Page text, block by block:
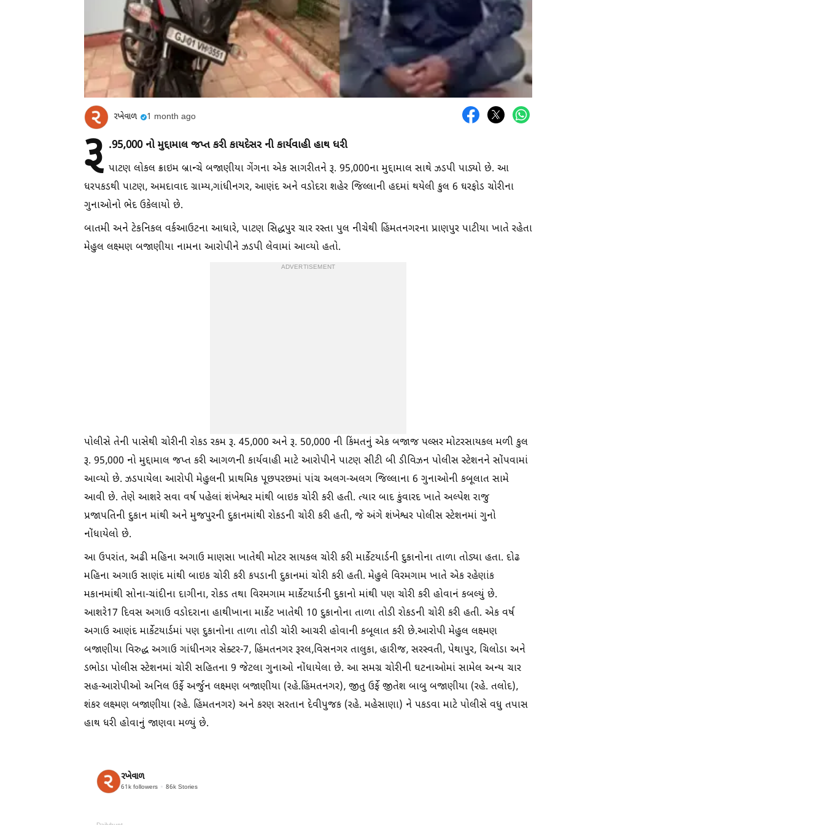
રખેવાળ 1 month ago
રૂ .95,000 નો મુદ્દામાલ જપ્ત કરી કાયદેસર ની કાર્યવાહી હાથ ધરી
પાટણ લોકલ ક્રાઇમ બ્રાન્ચે બજાણીયા ગેંગના એક સાગરીતને રૂ. 95,000ના મુદ્દામાલ સાથે ઝડપી પાડ્યો છે. આ
ધરપકડથી પાટણ, અમદાવાદ ગ્રામ્ય,ગાંધીનગર, આણંદ અને વડોદરા શહેર જિલ્લાની હદમાં થયેલી કુલ 6 ઘરફોડ ચોરીના
ગુનાઓનો ભેદ ઉકેલાયો છે.
બાતમી અને ટેકનિકલ વર્કઆઉટના આધારે, પાટણ સિદ્ધપુર ચાર રસ્તા પુલ નીચેથી હિંમતનગરના પ્રાણપુર પાટીયા ખાતે રહેતા
મેહુલ લક્ષ્‍મણ બજાણીયા નામના આરોપીને ઝડપી લેવામાં આવ્યો હતો.
ADVERTISEMENT
પોલીસે તેની પાસેથી ચોરીની રોકડ રકમ રૂ. 45,000 અને રૂ. 50,000 ની કિંમતનું એક બજાજ પલ્સર મોટરસાયકલ મળી કુલ
રૂ. 95,000 નો મુદ્દામાલ જપ્ત કરી આગળની કાર્યવાહી માટે આરોપીને પાટણ સીટી બી ડીવિઝન પોલીસ સ્ટેશનને સોંપવામાં
આવ્યો છે. ઝડપાયેલા આરોપી મેહુલની પ્રાથમિક પૂછપરછમાં પાંચ અલગ-અલગ જિલ્લાના 6 ગુનાઓની કબૂલાત સામે
આવી છે. તેણે આશરે સવા વર્ષ પહેલાં શંખેશ્વર માંથી બાઇક ચોરી કરી હતી. ત્યાર બાદ કુંવારદ ખાતે અલ્પેશ રાજુ
પ્રજાપતિની દુકાન માંથી અને મુજપુરની દુકાનમાંથી રોકડની ચોરી કરી હતી, જે અંગે શંખેશ્વર પોલીસ સ્ટેશનમાં ગુનો
નોંધાયેલો છે.
આ ઉપરાંત, અઢી મહિના અગાઉ માણસા ખાતેથી મોટર સાયકલ ચોરી કરી માર્કેટયાર્ડની દુકાનોના તાળા તોડ્યા હતા. દોઢ
મહિના અગાઉ સાણંદ માંથી બાઇક ચોરી કરી કપડાની દુકાનમાં ચોરી કરી હતી. મેહુલે વિરમગામ ખાતે એક રહેણાંક
મકાનમાંથી સોના-ચાંદીના દાગીના, રોકડ તથા વિરમગામ માર્કેટયાર્ડની દુકાનો માંથી પણ ચોરી કરી હોવાનં કબલ્યું છે.
આશરે17 દિવસ અગાઉ વડોદરાના હાથીખાના માર્કેટ ખાતેથી 10 દુકાનોના તાળા તોડી રોકડની ચોરી કરી હતી. એક વર્ષ
અગાઉ આણંદ માર્કેટયાર્ડમાં પણ દુકાનોના તાળા તોડી ચોરી આચરી હોવાની કબૂલાત કરી છે.આરોપી મેહુલ લક્ષ્‍મણ
બજાણીયા વિરુદ્ધ અગાઉ ગાંધીનગર સેક્ટર-7, હિંમતનગર રૂરલ,વિસનગર તાલુકા, હારીજ, સરસ્વતી, પેથાપુર, ચિલોડા અને
ડભોડા પોલીસ સ્ટેશનમાં ચોરી સહિતના 9 જેટલા ગુનાઓ નોંધાયેલા છે. આ સમગ્ર ચોરીની ઘટનાઓમાં સામેલ અન્ય ચાર
સહ-આરોપીઓ અનિલ ઉર્ફે અર્જુન લક્ષ્‍મણ બજાણીયા (રહે.હિંમતનગર), જીતુ ઉર્ફે જીતેશ બાબુ બજાણીયા (રહે. તલોદ),
શંકર લક્ષ્‍મણ બજાણીયા (રહે. હિંમતનગર) અને કરણ સરતાન દેવીપુજક (રહે. મહેસાણા) ને પકડવા માટે પોલીસે વધુ તપાસ
હાથ ધરી હોવાનું જાણવા મળ્યું છે.
રખેવાળ
61k followers 86k Stories